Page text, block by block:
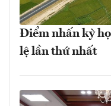
Điểm nhấn kỳ
lệ lần thứ nhất